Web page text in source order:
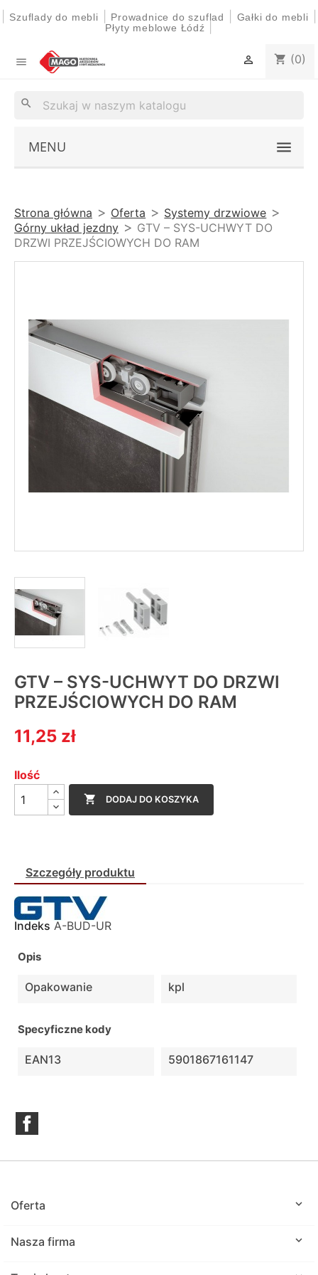
Szuflady do mebli Prowadnice do szuflad Gałki do mebli
Płyty meblowe Łódź
 shopping_cart (0)

search
MENU
Strona główna Oferta
Systemy drzwiowe
Górny układ jezdny
GTV – SYS-UCHWYT DO
DRZWI PRZEJŚCIOWYCH DO RAM
GTV – SYS-UCHWYT DO DRZWI
PRZEJŚCIOWYCH DO RAM
11,25 zł
Ilość
 DODAJ DO KOSZYKA
Szczegóły produktu
Indeks A-BUD-UR
Opis
Opakowanie kpl
Specyficzne kody
EAN13 5901867161147
Oferta 
Nasza firma 